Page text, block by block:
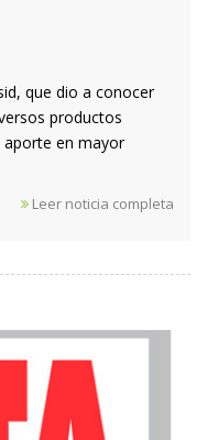
que dio a conocer
productos
en mayor
Leer noticia completa